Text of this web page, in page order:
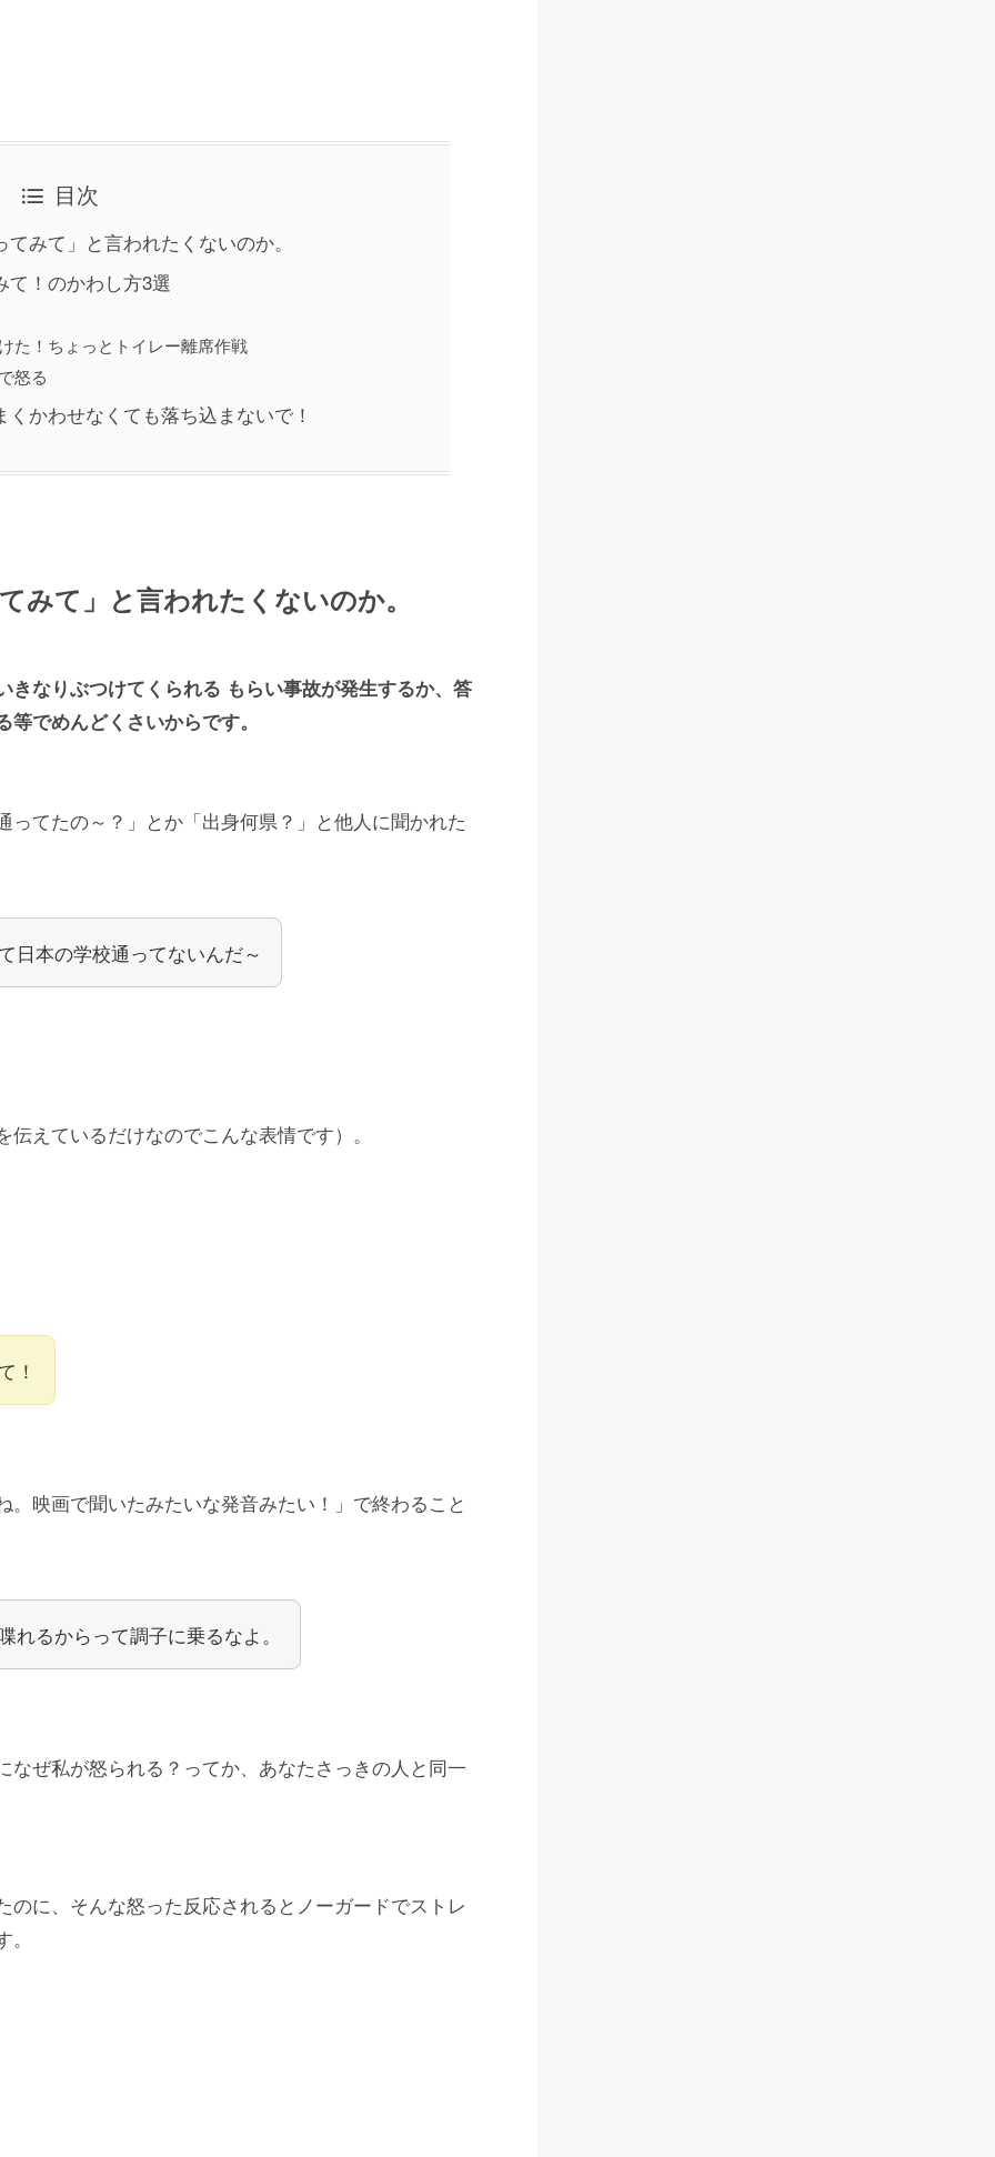
目次
みて」と言われたくないのか。
て！のかわし方3選
た！ちょっとトイレー離席作戦
怒る
かわせなくても落ち込まないで！
みて」と言われたくないのか。
なりぶつけてくられる もらい事故が発生するか、答
でめんどくさいからです。
てたの～？」とか「出身何県？」と他人に聞かれた
日本の学校通ってないんだ～
えているだけなのでこんな表情です）。
！
映画で聞いたみたいな発音みたい！」で終わること
るからって調子に乗るなよ。
ぜ私が怒られる？ってか、あなたさっきの人と同一
に、そんな怒った反応されるとノーガードでストレ